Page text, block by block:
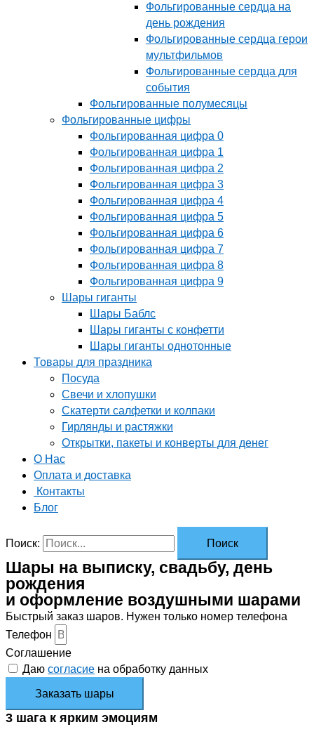
Фольгированные сердца на
день рождения
Фольгированные сердца герои
мультфильмов
Фольгированные сердца для
события
Фольгированные полумесяцы
Фольгированные цифры
Фольгированная цифра 0
Фольгированная цифра 1
Фольгированная цифра 2
Фольгированная цифра 3
Фольгированная цифра 4
Фольгированная цифра 5
Фольгированная цифра 6
Фольгированная цифра 7
Фольгированная цифра 8
Фольгированная цифра 9
Шары гиганты
Шары Баблс
Шары гиганты с конфетти
Шары гиганты однотонные
Товары для праздника
Посуда
Свечи и хлопушки
Скатерти салфетки и колпаки
Гирлянды и растяжки
Открытки, пакеты и конверты для денег
О Нас
Оплата и доставка
Контакты
Блог
Поиск:
Шары на выписку, свадьбу, день
рождения
и оформление воздушными шарами
Быстрый заказ шаров. Нужен только номер телефона
Телефон
Соглашение
Даю согласие на обработку данных
Заказать шары
3 шага к ярким эмоциям